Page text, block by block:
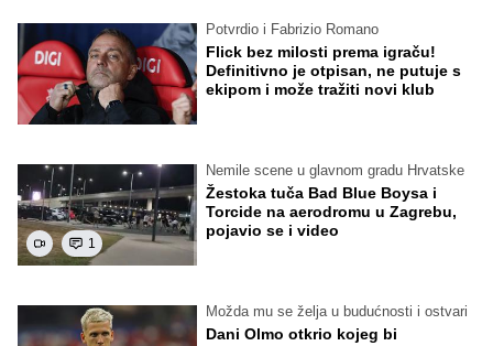
Potvrdio i Fabrizio Romano
Flick bez milosti prema igraču!
Definitivno je otpisan, ne putuje s
ekipom i može tražiti novi klub
1
Nemile scene u glavnom gradu Hrvatske
Žestoka tuča Bad Blue Boysa i
Torcide na aerodromu u Zagrebu,
pojavio se i video
Možda mu se želja u budućnosti i ostvari
Dani Olmo otkrio kojeg bi